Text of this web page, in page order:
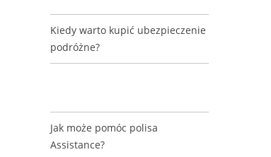
Kiedy warto kupić ubezpieczenie
podróżne?
Jak może pomóc polisa
Assistance?